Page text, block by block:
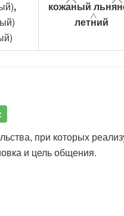
,
кожаный льнян
летний
при которых
и цель общения.